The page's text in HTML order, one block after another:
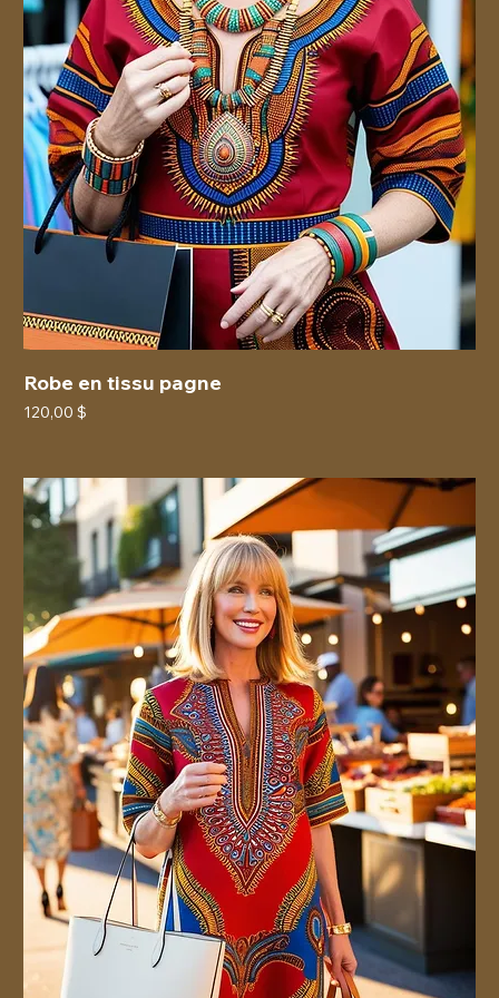
Robe en tissu pagne
Prix
120,00 $